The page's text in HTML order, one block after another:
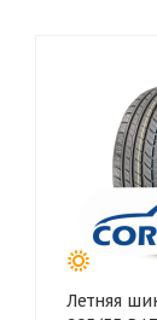
Летняя